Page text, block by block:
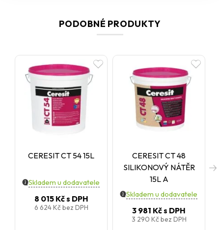
PODOBNÉ PRODUKTY
CERESIT CT 54 15L
Skladem u dodavatele
8 015 Kčs DPH
6 624 Kčbez DPH
CERESIT CT 48
SILIKONOVÝ NÁTĚR
15L A
Skladem u dodavatele
3 981 Kčs DPH
3 290 Kčbez DPH